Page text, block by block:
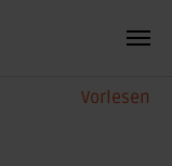
Vorlesen